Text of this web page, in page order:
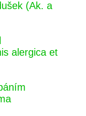
(Ak. a
alergica et